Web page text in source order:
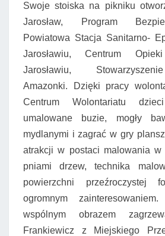
Swoje stoiska na pikniku
Jarosław, Program
Powiatowa Stacja Sanitarno-
Jarosławiu, Centrum
Jarosławiu,
Amazonki. Dzięki pracy
Centrum Wolontariatu
umalowane buzie, mogły
mydlanymi i zagrać w gry
atrakcji w postaci malowania w
pniami drzew, technika
powierzchni przeźroczystej
ogromnym
wspólnym obrazem
Frankiewicz z Miejskiego